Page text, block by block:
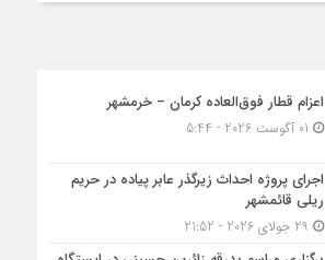
اعزام قطار فوق‌العاده کرمان – خرمشهر
اجرای پروژه احداث زیرگذر عابر پیاده در حریم
ریلی قائمشهر